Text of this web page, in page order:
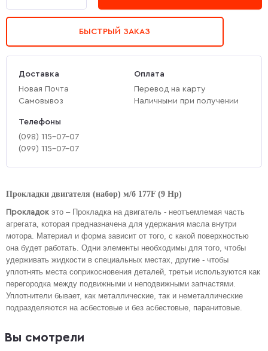
БЫСТРЫЙ ЗАКАЗ
Доставка
Новая Почта
Самовывоз
Оплата
Перевод на карту
Наличными при получении
Телефоны
(‎098) 115-07-07
(‎099) 115-07-07
Прокладки двигателя (набор) м/б 177F (9 Hp)
Прокладок это – Прокладка на двигатель - неотъемлемая часть
агрегата, которая предназначена для удержания масла внутри
мотора. Материал и форма зависит от того, с какой поверхностью
она будет работать. Одни элементы необходимы для того, чтобы
удерживать жидкости в специальных местах, другие - чтобы
уплотнять места соприкосновения деталей, третьи используются как
перегородка между подвижными и неподвижными запчастями.
Уплотнители бывает, как металлические, так и неметаллические
подразделяются на асбестовые и без асбестовые, паранитовые.
Вы смотрели